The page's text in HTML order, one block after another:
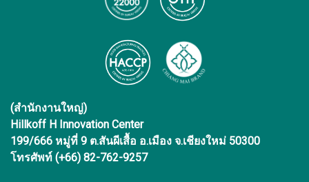
(สำนักงานใหญ่)
Hillkoff H Innovation Center
199/666 หมู่ที่ 9 ต.สันผีเสื้อ อ.เมือง จ.เชียงใหม่ 50300
โทรศัพท์ (+66) 82-762-9257